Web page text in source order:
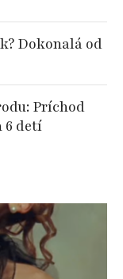
Dokonalá od
Príchod
6 detí